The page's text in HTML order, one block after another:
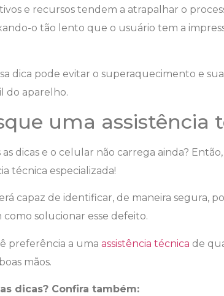
e recursos tendem a atrapalhar o
o tão lento que o usuário tem a
dica pode evitar o superaquecimento e
do aparelho.
uma assistência
dicas e o celular não carrega ainda?
técnica especializada!
capaz de identificar, de maneira segura,
como solucionar esse defeito.
preferência a uma assistência técnica de
mãos.
dicas? Confira também: